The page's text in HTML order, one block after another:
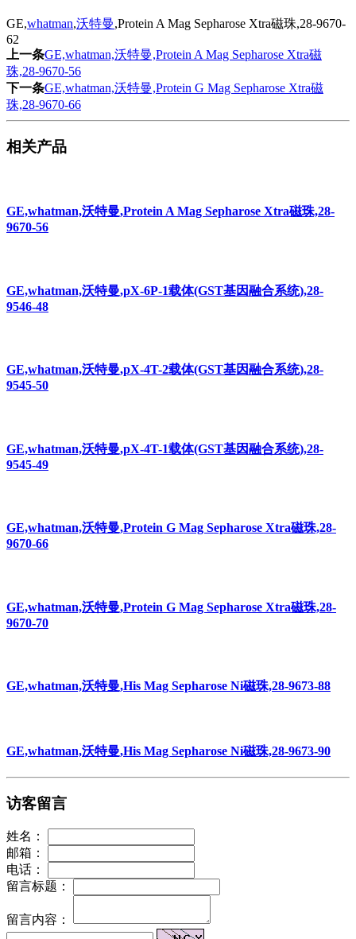
GE,whatman,沃特曼,Protein A Mag Sepharose Xtra磁珠,28-9670-
62
上一条GE,whatman,沃特曼,Protein A Mag Sepharose Xtra磁
珠,28-9670-56
下一条GE,whatman,沃特曼,Protein G Mag Sepharose Xtra磁
珠,28-9670-66
相关产品
GE,whatman,沃特曼,Protein A Mag Sepharose Xtra磁珠,28-
9670-56
GE,whatman,沃特曼,pX-6P-1载体(GST基因融合系统),28-
9546-48
GE,whatman,沃特曼,pX-4T-2载体(GST基因融合系统),28-
9545-50
GE,whatman,沃特曼,pX-4T-1载体(GST基因融合系统),28-
9545-49
GE,whatman,沃特曼,Protein G Mag Sepharose Xtra磁珠,28-
9670-66
GE,whatman,沃特曼,Protein G Mag Sepharose Xtra磁珠,28-
9670-70
GE,whatman,沃特曼,His Mag Sepharose Ni磁珠,28-9673-88
GE,whatman,沃特曼,His Mag Sepharose Ni磁珠,28-9673-90
访客留言
姓名：
邮箱：
电话：
留言标题：
留言内容：